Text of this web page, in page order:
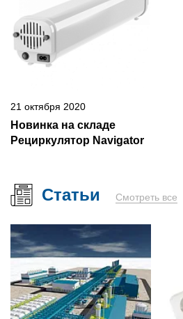
21 октября 2020
Новинка на складе
Рециркулятор Navigator
Статьи Смотреть все